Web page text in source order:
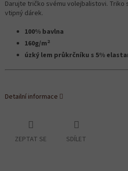
Darujte tričko svému volejbalistovi. Triko
vtipný dárek.
100% bavlna
160g/m2
úzký lem průkrčníku s 5%
Detailní informace
ZEPTAT SE SDÍLET